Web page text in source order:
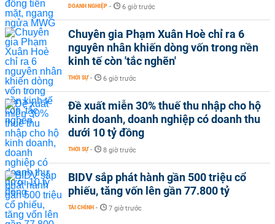
DOANH NGHIỆP - 6 giờ trước
Chuyên gia Phạm Xuân Hoè chỉ ra 6
nguyên nhân khiến dòng vốn trong nền
kinh tế còn 'tắc nghẽn'
THỜI SỰ - 6 giờ trước
Đề xuất miễn 30% thuế thu nhập cho hộ
kinh doanh, doanh nghiệp có doanh thu
dưới 10 tỷ đồng
THỜI SỰ - 8 giờ trước
BIDV sắp phát hành gần 500 triệu cổ
phiếu, tăng vốn lên gần 77.800 tỷ
TÀI CHÍNH - 7 giờ trước